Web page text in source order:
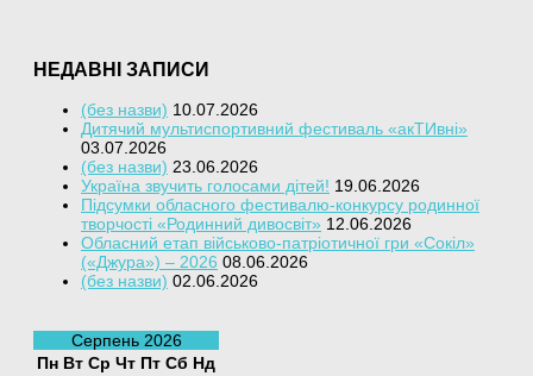
НЕДАВНІ ЗАПИСИ
(без назви) 10.07.2026
Дитячий мультиспортивний фестиваль «акТИвні»
03.07.2026
(без назви) 23.06.2026
Україна звучить голосами дітей! 19.06.2026
Підсумки обласного фестивалю-конкурсу родинної
творчості «Родинний дивосвіт» 12.06.2026
Обласний етап військово-патріотичної гри «Сокіл»
(«Джура») – 2026 08.06.2026
(без назви) 02.06.2026
Серпень 2026
Пн Вт Ср Чт Пт Сб Нд